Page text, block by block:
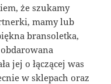
że szukamy
mamy lub
bransoletka,
jej o łączącej was
w sklepach oraz